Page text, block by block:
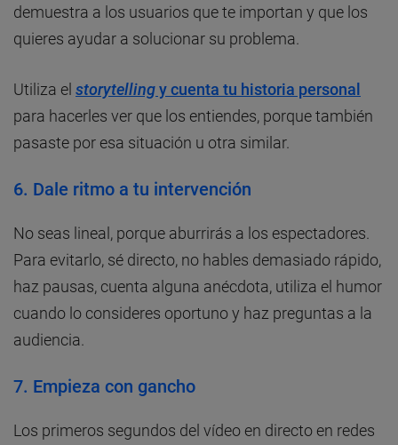
demuestra a los usuarios que te importan y que los
quieres ayudar a solucionar su problema.
Utiliza el storytellingy cuenta tu historia personal
para hacerles ver que los entiendes, porque también
pasaste por esa situación u otra similar.
6. Dale ritmo a tu intervención
No seas lineal, porque aburrirás a los espectadores.
Para evitarlo, sé directo, no hables demasiado rápido,
haz pausas, cuenta alguna anécdota, utiliza el humor
cuando lo consideres oportuno y haz preguntas a la
audiencia.
7. Empieza con gancho
Los primeros segundos del vídeo en directo en redes